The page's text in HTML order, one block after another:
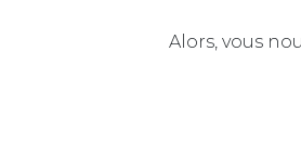
Alors, vous